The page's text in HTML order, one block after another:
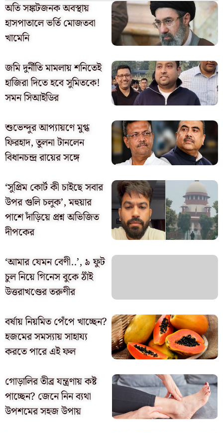
অতি সঙ্কটজনক অবস্থায়
হাসপাতালে ভর্তি মোজতবা
খামেনি
জমি দুর্নীতি মামলায় শনিতেই
হাজিরা দিতে হবে সুমিতকে!
সমন সিআইডির
শুভেন্দুর আপ্যায়ণে মুগ্ধ
ফিরহাদ, তুলনা টানলেন
বিধানচন্দ্র রায়ের সঙ্গে
‘সুপ্রিম কোর্ট কী চাইছে সবার
উপর গুলি চলুক’, মহুয়ার
পাশে দাঁড়িয়ে প্রশ্ন অভিজিত
দীপকের
‘আমার যেমন বেণী..’, ৯ ফুট
চুল নিয়ে গিনেস বুকে ঠাঁই
উত্তরাখণ্ডের তরুণীর
বর্ষায় নিয়মিত পেঁপে খাচ্ছেন?
হজমের সমস্যায় সাহায্য
করতে পারে এই ফল
গোড়ালির তীব্র যন্ত্রণায় কষ্ট
পাচ্ছেন? জেনে নিন ব্যথা
উপশমের সহজ উপায়